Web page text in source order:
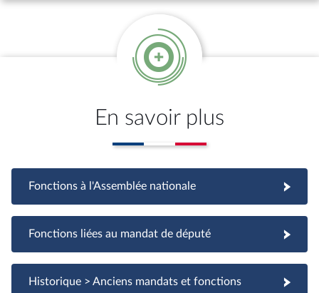
En savoir plus
Fonctions à l'Assemblée nationale
Fonctions à l'Assemblée nationale
Fonctions liées au mandat de député
Fonctions liées au mandat de député
Historique > Anciens mandats et fonctions